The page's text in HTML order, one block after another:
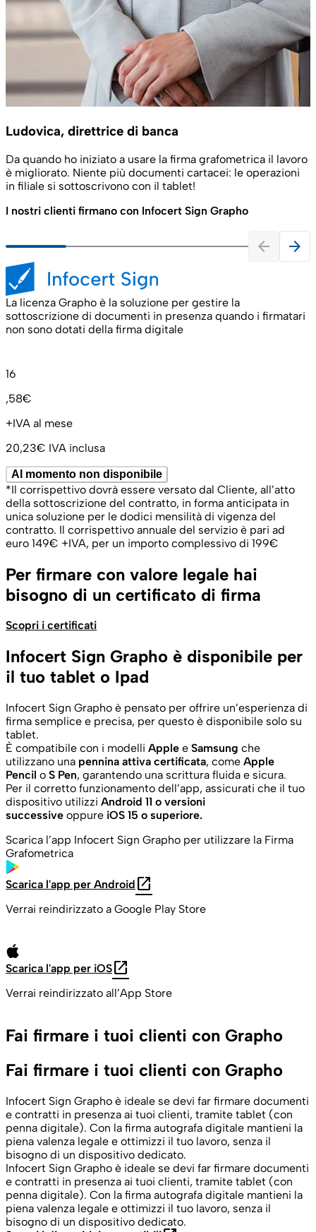
Ludovica, direttrice di banca
Da quando ho iniziato a usare la firma grafometrica il lavoro
è migliorato. Niente più documenti cartacei: le operazioni
in filiale si sottoscrivono con il tablet!
I nostri clienti firmano con Infocert Sign Grapho
arrow_back arrow_forward
La licenza Grapho è la soluzione per gestire la
sottoscrizione di documenti in presenza quando i firmatari
non sono dotati della firma digitale
16
,58€
+IVA al mese
20,23€ IVA inclusa
Al momento non disponibile
*Il corrispettivo dovrà essere versato dal Cliente, all’atto
della sottoscrizione del contratto, in forma anticipata in
unica soluzione per le dodici mensilità di vigenza del
contratto. Il corrispettivo annuale del servizio è pari ad
euro 149€ +IVA, per un importo complessivo di 199€
Per firmare con valore legale hai
bisogno di un certificato di firma
Scopri i certificati
Infocert Sign Grapho è disponibile per
il tuo tablet o Ipad
Infocert Sign Grapho è pensato per offrire un’esperienza di
firma semplice e precisa, per questo è disponibile solo su
tablet.
È compatibile con i modelli Apple e Samsung che
utilizzano una pennina attiva certificata, come Apple
Pencil o S Pen, garantendo una scrittura fluida e sicura.
Per il corretto funzionamento dell’app, assicurati che il tuo
dispositivo utilizzi Android 11 o versioni
successive oppure iOS 15 o superiore.
Scarica l’app Infocert Sign Grapho per utilizzare la Firma
Grafometrica
Scarica l'app per Android open_in_new
Verrai reindirizzato a Google Play Store
Scarica l'app per iOSopen_in_new
Verrai reindirizzato all’App Store
Fai firmare i tuoi clienti con Grapho
Fai firmare i tuoi clienti con Grapho
Infocert Sign Grapho è ideale se devi far firmare documenti
e contratti in presenza ai tuoi clienti, tramite tablet (con
penna digitale). Con la firma autografa digitale mantieni la
piena valenza legale e ottimizzi il tuo lavoro, senza il
bisogno di un dispositivo dedicato.
Infocert Sign Grapho è ideale se devi far firmare documenti
e contratti in presenza ai tuoi clienti, tramite tablet (con
penna digitale). Con la firma autografa digitale mantieni la
piena valenza legale e ottimizzi il tuo lavoro, senza il
bisogno di un dispositivo dedicato.